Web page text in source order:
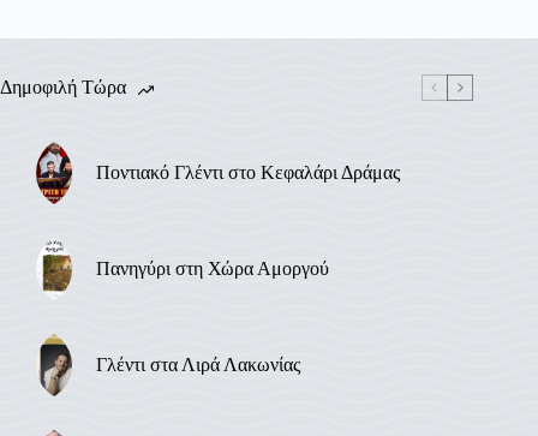
Δημοφιλή Τώρα
Ποντιακό Γλέντι στο Κεφαλάρι Δράμας
Πανηγύρι στη Χώρα Αμοργού
Γλέντι στα Λιρά Λακωνίας